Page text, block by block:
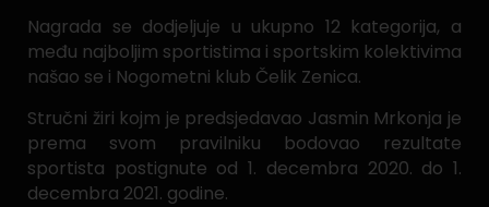
Nagrada se dodjeljuje u ukupno 12 kategorija, a
među najboljim sportistima i sportskim kolektivima
našao se i Nogometni klub Čelik Zenica.
Stručni žiri kojm je predsjedavao Jasmin Mrkonja je
prema svom pravilniku bodovao rezultate
sportista postignute od 1. decembra 2020. do 1.
decembra 2021. godine.